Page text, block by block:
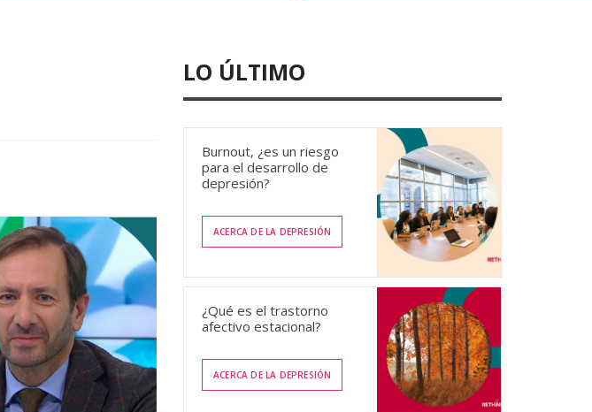
LO ÚLTIMO
Burnout, ¿es un riesgo
para el desarrollo de
depresión?
ACERCA DE LA DEPRESIÓN
¿Qué es el trastorno
afectivo estacional?
ACERCA DE LA DEPRESIÓN